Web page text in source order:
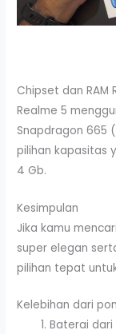
Chipset dan RAM
Realme 5
Snapdragon 665
pilihan kapasitas
4 Gb.
Kesimpulan
Jika kamu
super elegan
pilihan tepat
Kelebihan dari
Baterai